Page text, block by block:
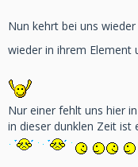
Nun kehrt bei uns
wieder in ihrem Element
Nur einer fehlt uns hier
in dieser dunklen Zeit ist